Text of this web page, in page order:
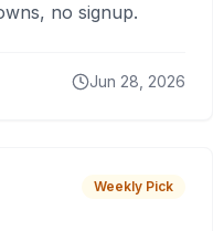
no signup.
Jun 28, 2026
Weekly Pick